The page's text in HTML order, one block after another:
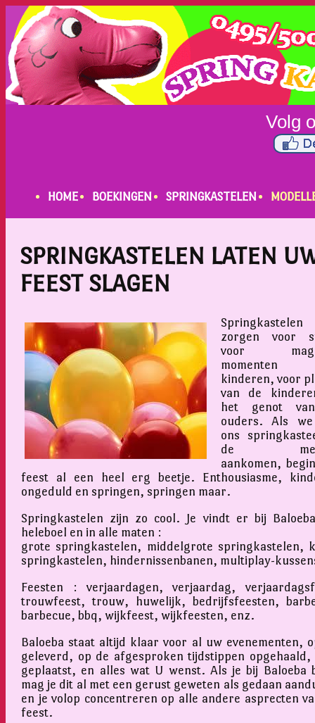
HOME BOEKINGEN SPRINGKASTELEN
SPRINGKASTELEN LATEN
FEEST SLAGEN
Springkastelen
zorgen voor
voor
momenten
kinderen, voor
van de
het genot
ouders. Als
ons
de
aankomen,
feest al een heel erg beetje. Enthousiasme,
ongeduld en springen, springen maar.
Springkastelen zijn zo cool. Je vindt er bij
heleboel en in alle maten :
grote springkastelen, middelgrote springkastelen,
springkastelen, hindernissenbanen, multiplay-
Feesten : verjaardagen, verjaardag,
trouwfeest, trouw, huwelijk, bedrijfsfeesten,
barbecue, bbq, wijkfeest, wijkfeesten, enz.
Baloeba staat altijd klaar voor al uw evenementen,
geleverd, op de afgesproken tijdstippen opgehaald,
geplaatst, en alles wat U wenst. Als je bij Baloeba
mag je dit al met een gerust geweten als gedaan
en je volop concentreren op alle andere asprecten
feest.